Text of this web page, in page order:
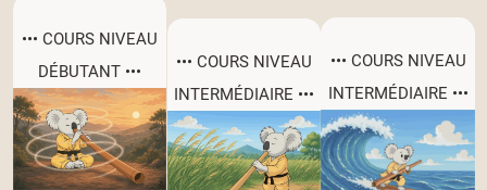
••• COURS NIVEAU
DÉBUTANT •••
••• COURS NIVEAU
INTERMÉDIAIRE •••
••• COURS NIVEAU
INTERMÉDIAIRE •••